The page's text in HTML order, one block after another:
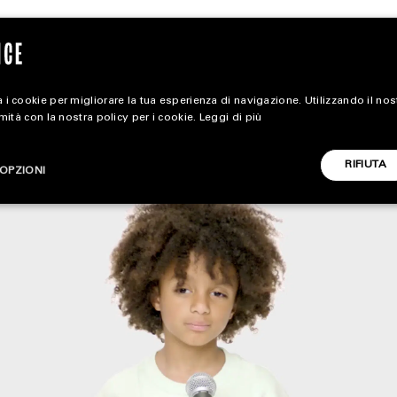
CARICA ALTRI
STYLE
FOOTWEAR
ACCESSORIES
i cookie per migliorare la tua esperienza di navigazione. Utilizzando il
con la nostra policy per i cookie. Leggi di più
RIFIUTA